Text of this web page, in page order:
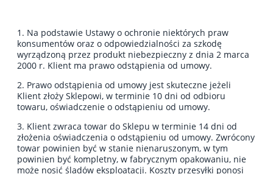
1. Na podstawie Ustawy o ochronie niektórych praw
konsumentów oraz o odpowiedzialności za szkodę
wyrządzoną przez produkt niebezpieczny z dnia 2 marca
2000 r. Klient ma prawo odstąpienia od umowy.
2. Prawo odstąpienia od umowy jest skuteczne jeżeli
Klient złoży Sklepowi, w terminie 10 dni od odbioru
towaru, oświadczenie o odstąpieniu od umowy.
3. Klient zwraca towar do Sklepu w terminie 14 dni od
złożenia oświadczenia o odstąpieniu od umowy. Zwrócony
towar powinien być w stanie nienaruszonym, w tym
powinien być kompletny, w fabrycznym opakowaniu, nie
może nosić śladów eksploatacji. Koszty przesyłki ponosi